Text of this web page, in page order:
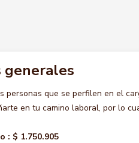
generales
que se perfilen en el
en tu camino laboral, por lo
: $ 1.750.905